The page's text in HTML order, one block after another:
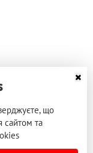
що
сайтом та